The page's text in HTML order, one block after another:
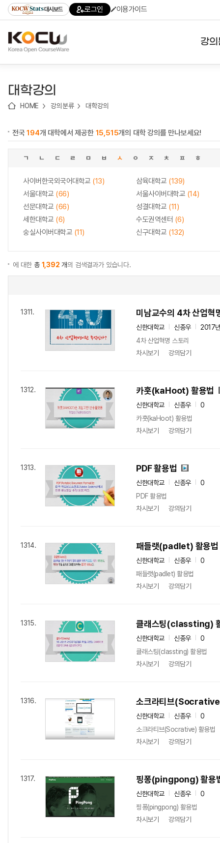
기
기
기
content)
가
대시보드 로그인 이용가이드
강
대학강의
HOME 강의분류 대학강의
전국194개 대학에서 제공한 15,515개의 대학 강의를 만나보세요!
ㄱ ㄴ ㄷ ㄹ ㅁ ㅂ ㅅ ㅇ ㅈ ㅊ ㅍ ㅎ
사이버한국외국어대학교 (13) 삼육대학교 (139)
서울대학교 (66) 서울사이버대학교 (14)
선문대학교 (66) 성결대학교 (11)
세한대학교 (6) 수도권역센터 (6)
숭실사이버대학교 (11) 신구대학교 (132)
에 대한 총 1,392 개의 검색결과가 있습니다.
1311. 미남교수의 4차 산업혁
신한대학교 신종우
2017
4차 산업혁명 스토리
차시보기
강의담기
1312. 카훗(kaHoot) 활용법
신한대학교 신종우
0
카훗(kaHoot) 활용법
차시보기
강의담기
1313. PDF 활용법
신한대학교 신종우
0
PDF 활용법
차시보기
강의담기
1314. 패들랫(padlet) 활용법
신한대학교 신종우
0
패들랫(padlet) 활용법
차시보기
강의담기
1315. 클래스팅(classting)
신한대학교 신종우
0
클래스팅(classting) 활용법
차시보기
강의담기
1316. 소크라티브
신한대학교 신종우
0
소크라티브(Socrative) 활용법
차시보기
강의담기
1317. 핑퐁(pingpong) 활용
신한대학교 신종우
0
핑퐁(pingpong) 활용법
차시보기
강의담기